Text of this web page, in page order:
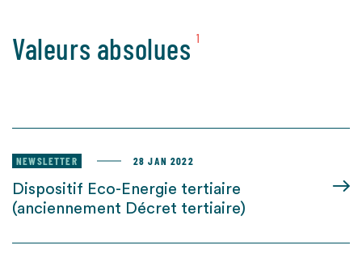
Valeurs absolues 1
NEWSLETTER 28 JAN 2022
Dispositif Eco-Energie tertiaire
(anciennement Décret tertiaire)